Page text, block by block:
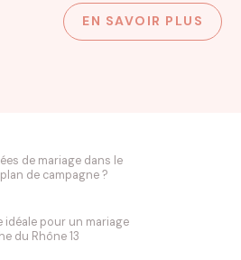
EN SAVOIR PLUS
de mariage dans le
de campagne ?
idéale pour un mariage
du Rhône 13